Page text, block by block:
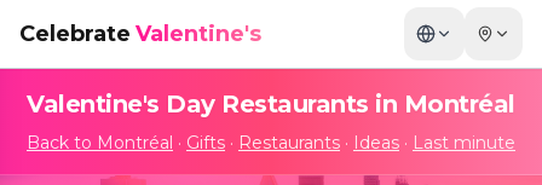
Celebrate Valentine's
Valentine's Day Restaurants in Montréal
Back to Montréal · Gifts · Restaurants · Ideas · Last minute